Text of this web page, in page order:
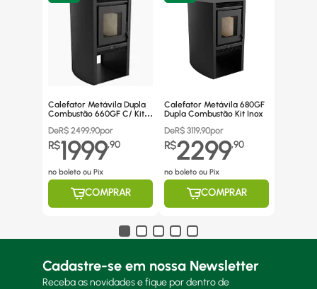
Calefator Metávila Dupla
Combustão 660GF C/ Kit
DeR$ 2499,90por
R$1999,90
no boleto ou Pix
COMPRAR
Calefator Metávila 680GF
Dupla Combustão Kit Inox
DeR$ 3119,90por
R$2299,90
no boleto ou Pix
COMPRAR
Cadastre-se em nossa Newsletter
Receba as novidades e fique por dentro de